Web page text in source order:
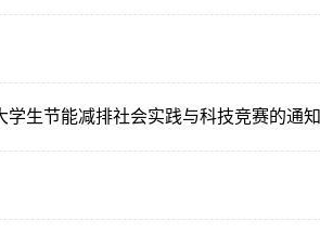
生节能减排社会实践与科技竞赛的通知